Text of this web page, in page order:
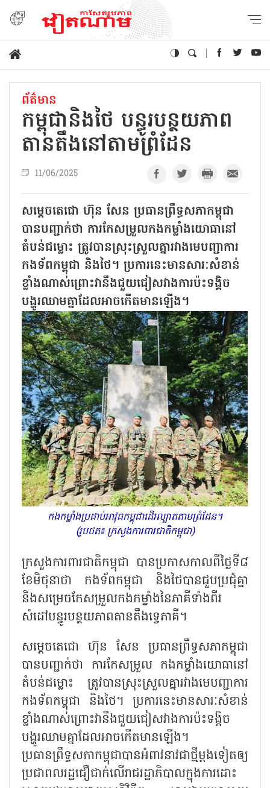
ព័ត៌មាន
កម្ពុជានិងថៃ បន្ធូរបន្ថយភាព
តានតឹងនៅតាមព្រំដែន
11/06/2025
សម្តេចតេជោ ហ៊ុន សែន ប្រធានព្រឹទ្ធសភាកម្ពុជា
បានបញ្ជាក់ថា ការកែសម្រួលកងកម្លាំងយោធានៅ
តំបន់ជម្លោះ ត្រូវបានស្រុះស្រួលគ្នារវាងមេបញ្ជាការ
កងទ័ពកម្ពុជា និងថៃ។ ប្រការនេះមានសារៈសំខាន់
ខ្លាំងណាស់ព្រោះវានឹងជួយជៀសវាងការប៉ះទង្គិច
បង្ហូរឈាមគ្នាដែលអាចកើតមានឡើង។
កងកម្លាំងប្រដាប់អាវុធកម្ពុជាដើរល្បាតតាមព្រំដែន។
(រូបថត៖ ក្រសួងការពារជាតិកម្ពុជា)
ក្រសួងការពារជាតិកម្ពុជា បានប្រកាសកាលពីថ្ងៃទី៨
ខែមិថុនាថា កងទ័ពកម្ពុជា និងថៃបានជួបប្រជុំគ្នា
និងសម្រេចកែសម្រួលកងកម្លាំងនៃភាគីទាំងពីរ
សំដៅបន្ធូរបន្ថយភាពតានតឹងទ្វេភាគី។
សម្តេចតេជោ ហ៊ុន សែន ប្រធានព្រឹទ្ធសភាកម្ពុជា
បានបញ្ជាក់ថា ការកែសម្រួល កងកម្លាំងយោធានៅ
តំបន់ជម្លោះ ត្រូវបានស្រុះស្រួលគ្នារវាងមេបញ្ជាការ
កងទ័ពកម្ពុជា និងថៃ។ ប្រការនេះមានសារៈសំខាន់
ខ្លាំងណាស់ព្រោះវានឹងជួយជៀសវាងការប៉ះទង្គិច
បង្ហូរឈាមគ្នាដែលអាចកើតមានឡើង។
ប្រធានព្រឹទ្ធសភាកម្ពុជាបានអំពាវនាវជាថ្មីម្តងទៀតឲ្យ
ប្រជាពលរដ្ឋជឿជាក់លើរាជរដ្ឋាភិបាលក្នុងការដោះ